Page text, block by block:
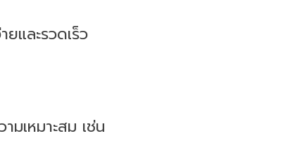
และรวดเร็ว
มเหมาะสม เช่น